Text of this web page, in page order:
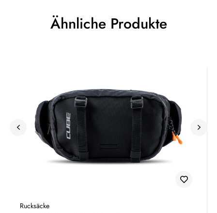
Ähnliche Produkte
Rucksäcke